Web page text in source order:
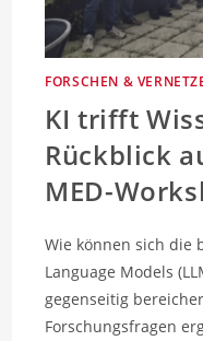
FORSCHEN &
KI trifft
Rückblick
MED-
Wie können sich die
Language Models
gegenseitig
Forschungsfragen